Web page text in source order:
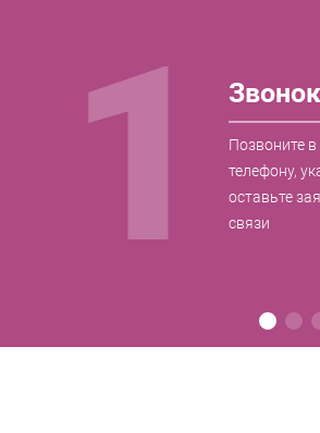
1 Звонок
Позвоните
телефону,
оставьте
связи